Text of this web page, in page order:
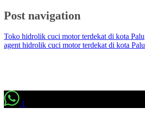
Post navigation
Toko hidrolik cuci motor terdekat di kota Palu
agent hidrolik cuci motor terdekat di kota Palu
1